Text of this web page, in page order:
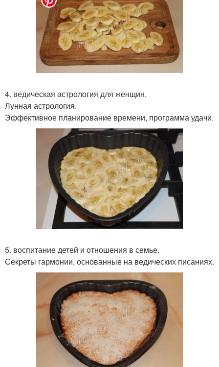
4. ведическая астрология для женщин.
Лунная астрология.
Эффективное планирование времени, программа удачи.
5. воспитание детей и отношения в семье.
Секреты гармонии, основанные на ведических писаниях.